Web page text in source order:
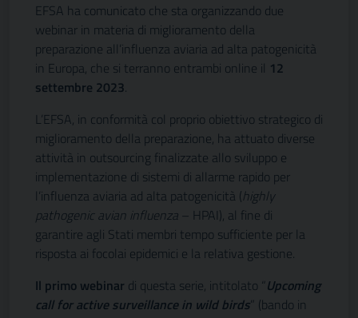
EFSA ha comunicato che sta organizzando due
webinar in materia di miglioramento della
preparazione all’influenza aviaria ad alta patogenicità
in Europa, che si terranno entrambi online il 12
settembre 2023.
L’EFSA, in conformità col proprio obiettivo strategico di
miglioramento della preparazione, ha attuato diverse
attività in outsourcing finalizzate allo sviluppo e
implementazione di sistemi di allarme rapido per
l’influenza aviaria ad alta patogenicità (highly
pathogenic avian influenza – HPAI), al fine di
garantire agli Stati membri tempo sufficiente per la
risposta ai focolai epidemici e la relativa gestione.
Il primo webinar di questa serie, intitolato “Upcoming
call for active surveillance in wild birds” (bando in